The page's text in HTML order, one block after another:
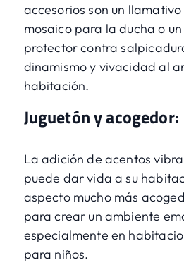
accesorios son un
mosaico para la ducha o
protector contra
dinamismo y vivacidad al
habitación.
Juguetón y acogedor:
La adición de acentos
puede dar vida a su
aspecto mucho más
para crear un ambiente
especialmente en
para niños.